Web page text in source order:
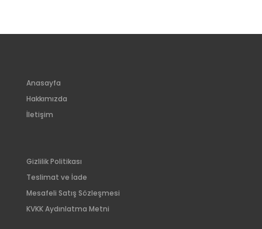
Anasayfa
Hakkımızda
İletişim
Gizlilik Politikası
Teslimat ve İade
Mesafeli Satış Sözleşmesi
KVKK Aydınlatma Metni